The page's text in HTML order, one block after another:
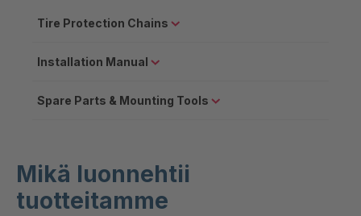
Tire Protection Chains
Installation Manual
Spare Parts & Mounting Tools
Mikä luonnehtii
tuotteitamme